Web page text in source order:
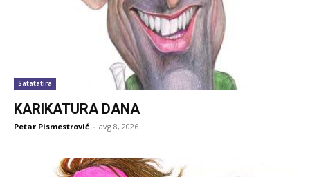
Satatatira
KARIKATURA DANA
Petar Pismestrović - avg 8, 2026